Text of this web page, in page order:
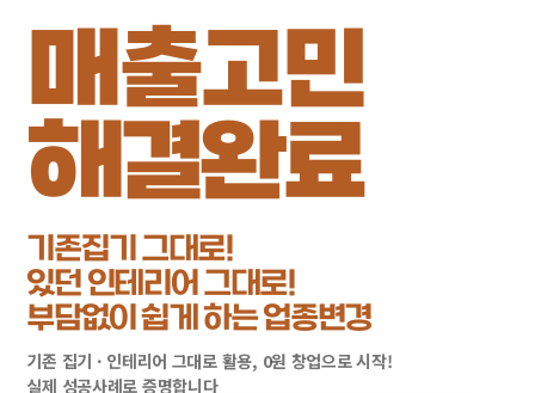
매출고민
해결완료
기존집기 그대로!
있던 인테리어 그대로!
부담없이 쉽게 하는 업종변경
기존 집기 · 인테리어 그대로 활용, 0원 창업으로 시작!
실제 성공사례로 증명합니다